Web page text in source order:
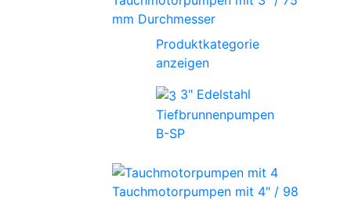
mm Durchmesser
Produktkategorie
anzeigen
3" Edelstahl
Tiefbrunnenpumpen
B-SP
Tauchmotorpumpen mit 4" / 98